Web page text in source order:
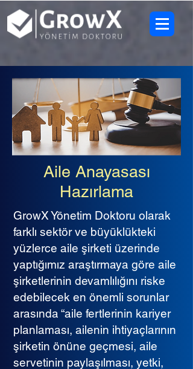
Aile Anayasası
Hazırlama
GrowX Yönetim Doktoru olarak
farklı sektör ve büyüklükteki
yüzlerce aile şirketi üzerinde
yaptığımız araştırmaya göre aile
şirketlerinin devamlılığını riske
edebilecek en önemli sorunlar
arasında “aile fertlerinin kariyer
planlaması, ailenin ihtiyaçlarının
şirketin önüne geçmesi, aile
servetinin paylaşılması, yetki,